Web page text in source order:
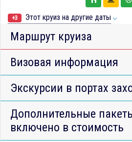
+3 Этот круиз на другие даты
Маршрут круиза
Визовая информация
Экскурсии в портах
Дополнительные
включено в стоимость